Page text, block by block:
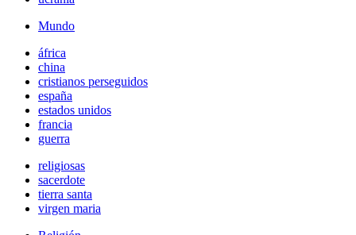
Mundo
áfrica
china
cristianos perseguidos
españa
estados unidos
francia
guerra
religiosas
sacerdote
tierra santa
virgen maria